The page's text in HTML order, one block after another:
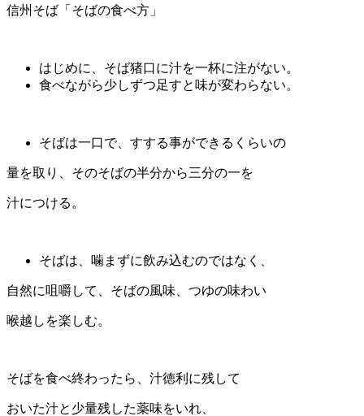
信州そば「そばの食べ方」
はじめに、そば猪口に汁を一杯に注がない。
食べながら少しずつ足すと味が変わらない。
そばは一口で、すする事ができるくらいの
量を取り、そのそばの半分から三分の一を
汁につける。
そばは、噛まずに飲み込むのではなく、
自然に咀嚼して、そばの風味、つゆの味わい
喉越しを楽しむ。
そばを食べ終わったら、汁徳利に残して
おいた汁と少量残した薬味をいれ、